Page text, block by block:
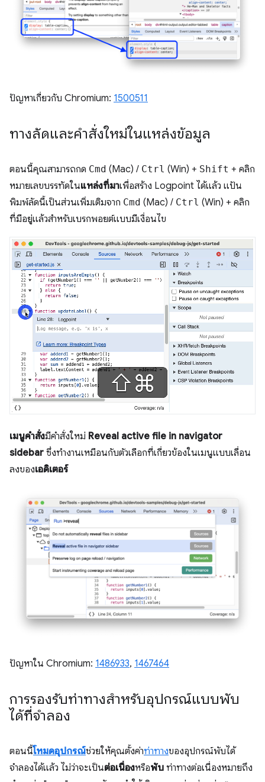
ปัญหาเกี่ยวกับ Chromium: 1500511
ทางลัดและคำสั่งใหม่ในแหล่งข้อมูล
ตอนนี้คุณสามารถกด Cmd (Mac) / Ctrl (Win) + Shift + คลิก
หมายเลขบรรทัดในแหล่งที่มาเพื่อสร้าง Logpoint ได้แล้ว แป้น
พิมพ์ลัดนี้เป็นส่วนเพิ่มเติมจาก Cmd (Mac) / Ctrl (Win) + คลิก
ที่มีอยู่แล้วสำหรับเบรกพอยต์แบบมีเงื่อนไข
เมนูคำสั่งมีคำสั่งใหม่ Reveal active file in navigator
sidebar ซึ่งทำงานเหมือนกับตัวเลือกที่เกี่ยวข้องในเมนูแบบเลื่อน
ลงของเอดิเตอร์
ปัญหาใน Chromium: 1486933, 1467464
การรองรับท่าทางสำหรับอุปกรณ์แบบพับ
ได้ที่จำลอง
ตอนนี้โหมดอุปกรณ์ช่วยให้คุณตั้งค่าท่าทางของอุปกรณ์พับได้
จำลองได้แล้ว ไม่ว่าจะเป็นต่อเนื่องหรือพับ ท่าทางต่อเนื่องหมายถึง